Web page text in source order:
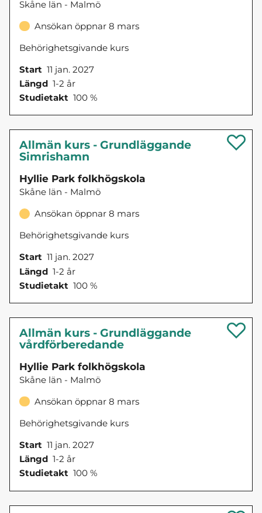
Skåne län - Malmö
Ansökan öppnar 8 mars
Behörighetsgivande kurs
Start 11 jan. 2027
Längd 1-2 år
Studietakt 100 %
Allmän kurs - Grundläggande
Simrishamn
Hyllie Park folkhögskola
Skåne län - Malmö
Ansökan öppnar 8 mars
Behörighetsgivande kurs
Start 11 jan. 2027
Längd 1-2 år
Studietakt 100 %
Allmän kurs - Grundläggande
vårdförberedande
Hyllie Park folkhögskola
Skåne län - Malmö
Ansökan öppnar 8 mars
Behörighetsgivande kurs
Start 11 jan. 2027
Längd 1-2 år
Studietakt 100 %